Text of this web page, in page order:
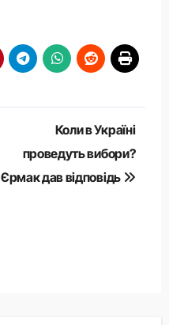
Коли в Україні
проведуть вибори?
Єрмак дав відповідь